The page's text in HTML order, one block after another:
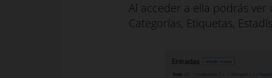
Al acceder a ella podrás
Categorías, Etiquetas,